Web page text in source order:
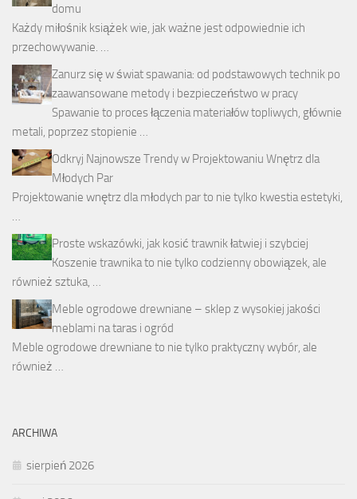
domu
Każdy miłośnik książek wie, jak ważne jest odpowiednie ich
przechowywanie. …
Zanurz się w świat spawania: od podstawowych technik po
zaawansowane metody i bezpieczeństwo w pracy
Spawanie to proces łączenia materiałów topliwych, głównie
metali, poprzez stopienie …
Odkryj Najnowsze Trendy w Projektowaniu Wnętrz dla
Młodych Par
Projektowanie wnętrz dla młodych par to nie tylko kwestia estetyki,
…
Proste wskazówki, jak kosić trawnik łatwiej i szybciej
Koszenie trawnika to nie tylko codzienny obowiązek, ale
również sztuka, …
Meble ogrodowe drewniane – sklep z wysokiej jakości
meblami na taras i ogród
Meble ogrodowe drewniane to nie tylko praktyczny wybór, ale
również …
ARCHIWA
sierpień 2026